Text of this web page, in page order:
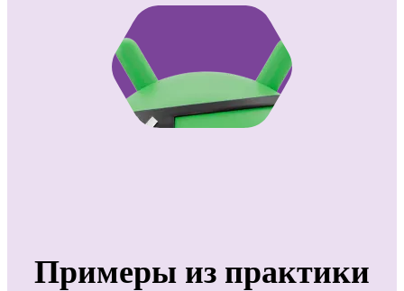
Примеры из практики